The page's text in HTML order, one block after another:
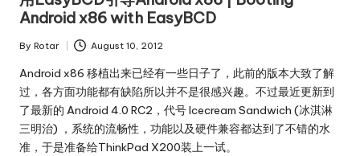
Android x86 with EasyBCD
Posted
by
By Rotar August 10, 2012
Android x86 移植出来已经有一些日子了，此前的版本大致了解
过，各方面功能都有缺陷所以并不是很感兴趣。不过最近更新到
了最新的 Android 4.0 RC2 ，代号 Icecream Sandwich (冰淇淋
三明治) ，系统的流畅性，功能以及硬件兼容都达到了不错的水
准，于是准备给ThinkPad X200装上一试。